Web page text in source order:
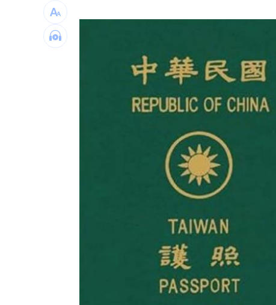
台灣彩券開獎直播中 20:31
LIVE三立+24小時直播 15:27
AI時代！威力馬導入智慧營運系統提升效率
台彩父親節推新刮刮樂千萬頭獎超「爸」氣
「拍片人的多重宇宙」職涯論壇9/12登場！
8國球員齊聚高雄 Formosa 7s掀足球熱潮
理想混蛋號召粉絲跨海追星吃美食！